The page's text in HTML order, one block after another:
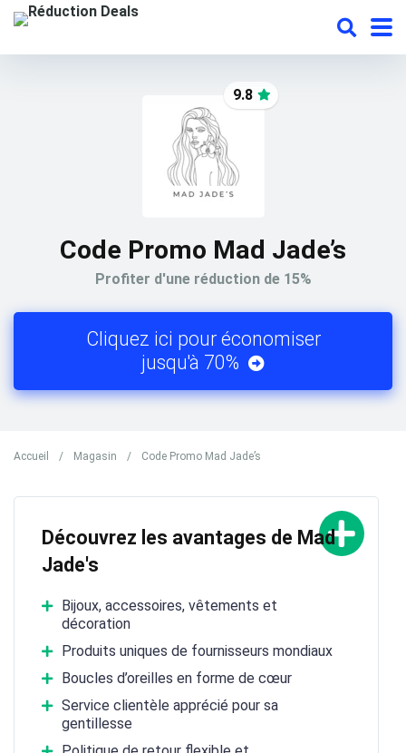
9.8
Code Promo Mad Jade’s
Profiter d'une réduction de 15%
Cliquez ici pour économiser
jusqu'à 70%
Accueil / Magasin / Code Promo Mad Jade’s
Découvrez les avantages de Mad
Jade's
Bijoux, accessoires, vêtements et
décoration
Produits uniques de fournisseurs mondiaux
Boucles d’oreilles en forme de cœur
Service clientèle apprécié pour sa
gentillesse